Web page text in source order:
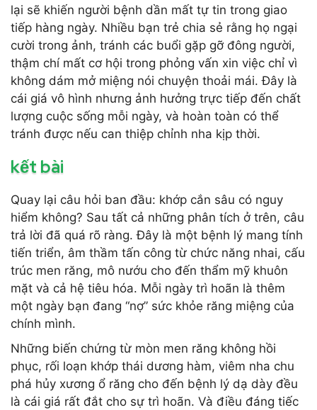
lại sẽ khiến người bệnh dần mất tự tin trong giao
tiếp hàng ngày. Nhiều bạn trẻ chia sẻ rằng họ ngại
cười trong ảnh, tránh các buổi gặp gỡ đông người,
thậm chí mất cơ hội trong phỏng vấn xin việc chỉ vì
không dám mở miệng nói chuyện thoải mái. Đây là
cái giá vô hình nhưng ảnh hưởng trực tiếp đến chất
lượng cuộc sống mỗi ngày, và hoàn toàn có thể
tránh được nếu can thiệp chỉnh nha kịp thời.
kết bài
Quay lại câu hỏi ban đầu: khớp cắn sâu có nguy
hiểm không? Sau tất cả những phân tích ở trên, câu
trả lời đã quá rõ ràng. Đây là một bệnh lý mang tính
tiến triển, âm thầm tấn công từ chức năng nhai, cấu
trúc men răng, mô nướu cho đến thẩm mỹ khuôn
mặt và cả hệ tiêu hóa. Mỗi ngày trì hoãn là thêm
một ngày bạn đang “nợ” sức khỏe răng miệng của
chính mình.
Những biến chứng từ mòn men răng không hồi
phục, rối loạn khớp thái dương hàm, viêm nha chu
phá hủy xương ổ răng cho đến bệnh lý dạ dày đều
là cái giá rất đắt cho sự trì hoãn. Và điều đáng tiếc